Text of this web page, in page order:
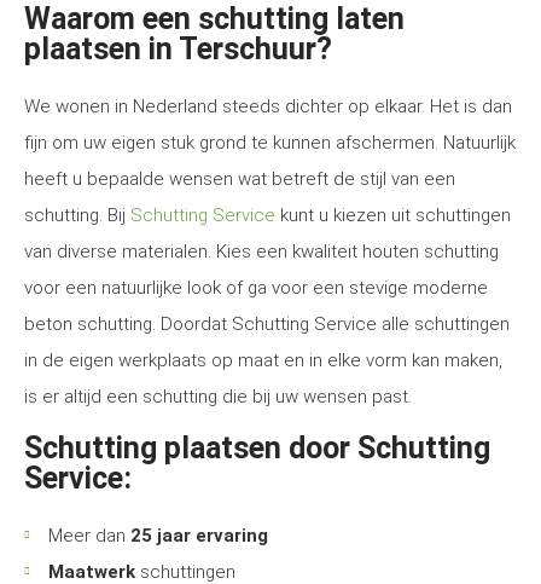
Waarom een schutting laten
plaatsen in Terschuur?
We wonen in Nederland steeds dichter op elkaar. Het is dan
fijn om uw eigen stuk grond te kunnen afschermen. Natuurlijk
heeft u bepaalde wensen wat betreft de stijl van een
schutting. Bij Schutting Service kunt u kiezen uit schuttingen
van diverse materialen. Kies een kwaliteit houten schutting
voor een natuurlijke look of ga voor een stevige moderne
beton schutting. Doordat Schutting Service alle schuttingen
in de eigen werkplaats op maat en in elke vorm kan maken,
is er altijd een schutting die bij uw wensen past.
Schutting plaatsen door Schutting
Service:
Meer dan 25 jaar ervaring
Maatwerk schuttingen